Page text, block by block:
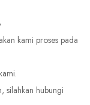
kami proses pada
silahkan hubungi